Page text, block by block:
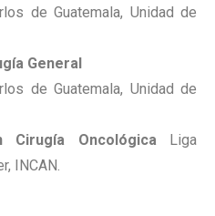
de Guatemala, Unidad de
General
de Guatemala, Unidad de
Cirugía Oncológica Liga
INCAN.